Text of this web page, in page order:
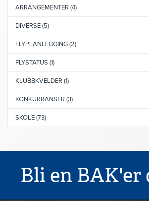
ARRANGEMENTER (4)
DIVERSE (5)
FLYPLANLEGGING (2)
FLYSTATUS (1)
KLUBBKVELDER (1)
KONKURRANSER (3)
SKOLE (73)
Bli en BAK'er